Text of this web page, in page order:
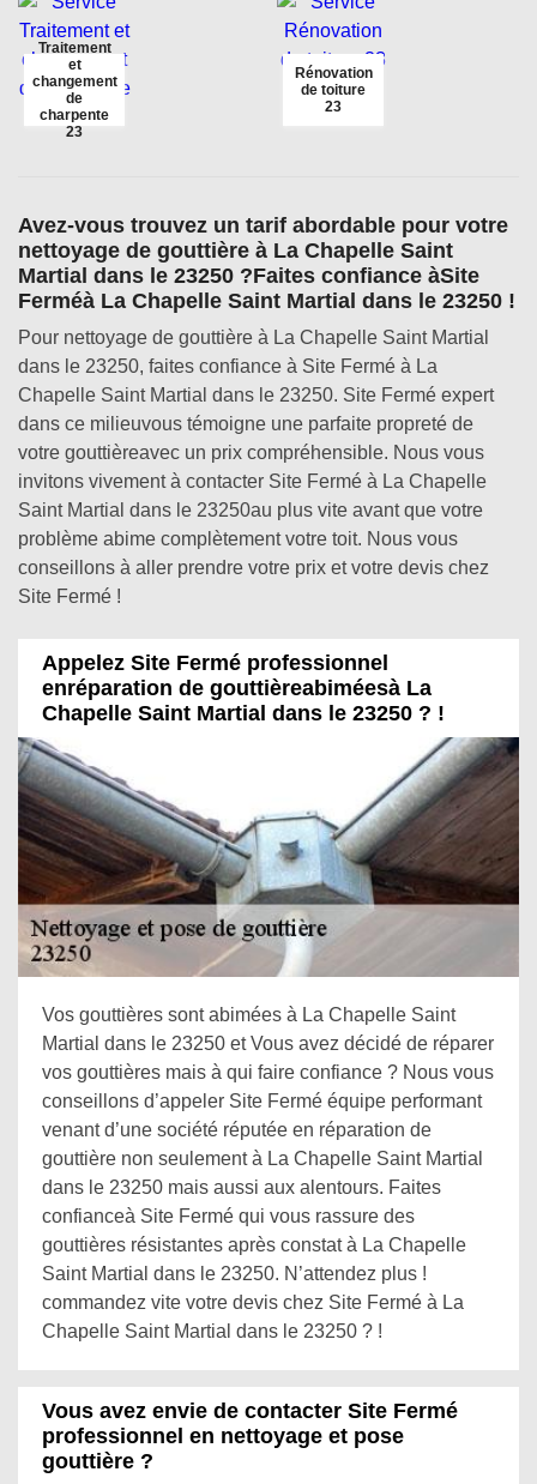
Traitement
et
changement
de
charpente
23
Rénovation
de toiture
23
Avez-vous trouvez un tarif abordable pour votre
nettoyage de gouttière à La Chapelle Saint
Martial dans le 23250 ?Faites confiance àSite
Ferméà La Chapelle Saint Martial dans le 23250 !
Pour nettoyage de gouttière à La Chapelle Saint Martial
dans le 23250, faites confiance à Site Fermé à La
Chapelle Saint Martial dans le 23250. Site Fermé expert
dans ce milieuvous témoigne une parfaite propreté de
votre gouttièreavec un prix compréhensible. Nous vous
invitons vivement à contacter Site Fermé à La Chapelle
Saint Martial dans le 23250au plus vite avant que votre
problème abime complètement votre toit. Nous vous
conseillons à aller prendre votre prix et votre devis chez
Site Fermé !
Appelez Site Fermé professionnel
enréparation de gouttièreabiméesà La
Chapelle Saint Martial dans le 23250 ? !
Vos gouttières sont abimées à La Chapelle Saint
Martial dans le 23250 et Vous avez décidé de réparer
vos gouttières mais à qui faire confiance ? Nous vous
conseillons d’appeler Site Fermé équipe performant
venant d’une société réputée en réparation de
gouttière non seulement à La Chapelle Saint Martial
dans le 23250 mais aussi aux alentours. Faites
confianceà Site Fermé qui vous rassure des
gouttières résistantes après constat à La Chapelle
Saint Martial dans le 23250. N’attendez plus !
commandez vite votre devis chez Site Fermé à La
Chapelle Saint Martial dans le 23250 ? !
Vous avez envie de contacter Site Fermé
professionnel en nettoyage et pose
gouttière ?